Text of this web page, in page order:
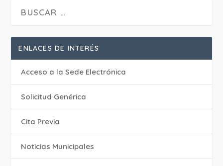
ENLACES DE INTERÉS
Acceso a la Sede Electrónica
Solicitud Genérica
Cita Previa
‎Noticias Municipales